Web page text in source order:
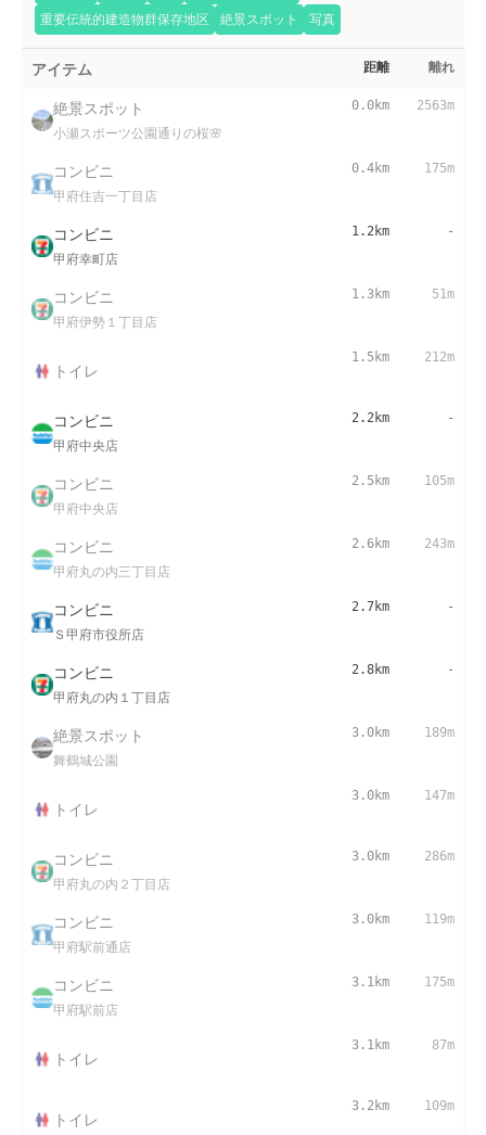
重要伝統的建造物群保存地区
絶景スポット 写真
アイテム 距離 離れ
絶景スポット
小瀬スポーツ公園通りの桜🌸
0.0km 2563m
コンビニ
甲府住吉一丁目店
0.4km 175m
コンビニ
甲府幸町店
1.2km -
コンビニ
甲府伊勢１丁目店
1.3km 51m
トイレ
1.5km 212m
コンビニ
甲府中央店
2.2km -
コンビニ
甲府中央店
2.5km 105m
コンビニ
甲府丸の内三丁目店
2.6km 243m
コンビニ
Ｓ甲府市役所店
2.7km -
コンビニ
甲府丸の内１丁目店
2.8km -
絶景スポット
舞鶴城公園
3.0km 189m
トイレ
3.0km 147m
コンビニ
甲府丸の内２丁目店
3.0km 286m
コンビニ
甲府駅前通店
3.0km 119m
コンビニ
甲府駅前店
3.1km 175m
トイレ
3.1km 87m
トイレ
3.2km 109m